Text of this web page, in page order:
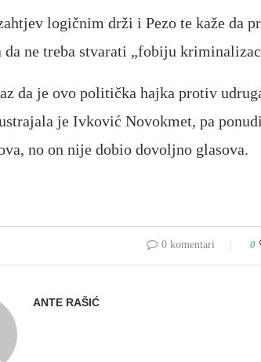
logičnim drži i Pezo te kaže da
da ne treba stvarati „fobiju
da je ovo politička hajka protiv
je Ivković Novokmet, pa
no on nije dobio dovoljno glasova.
0 komentari 0
ANTE RAŠIĆ